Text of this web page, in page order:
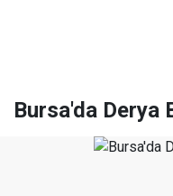
Bursa'da Derya